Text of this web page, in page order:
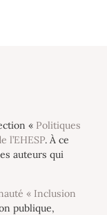
« Politiques
l’EHESP. À ce
auteurs qui
« Inclusion
publique,